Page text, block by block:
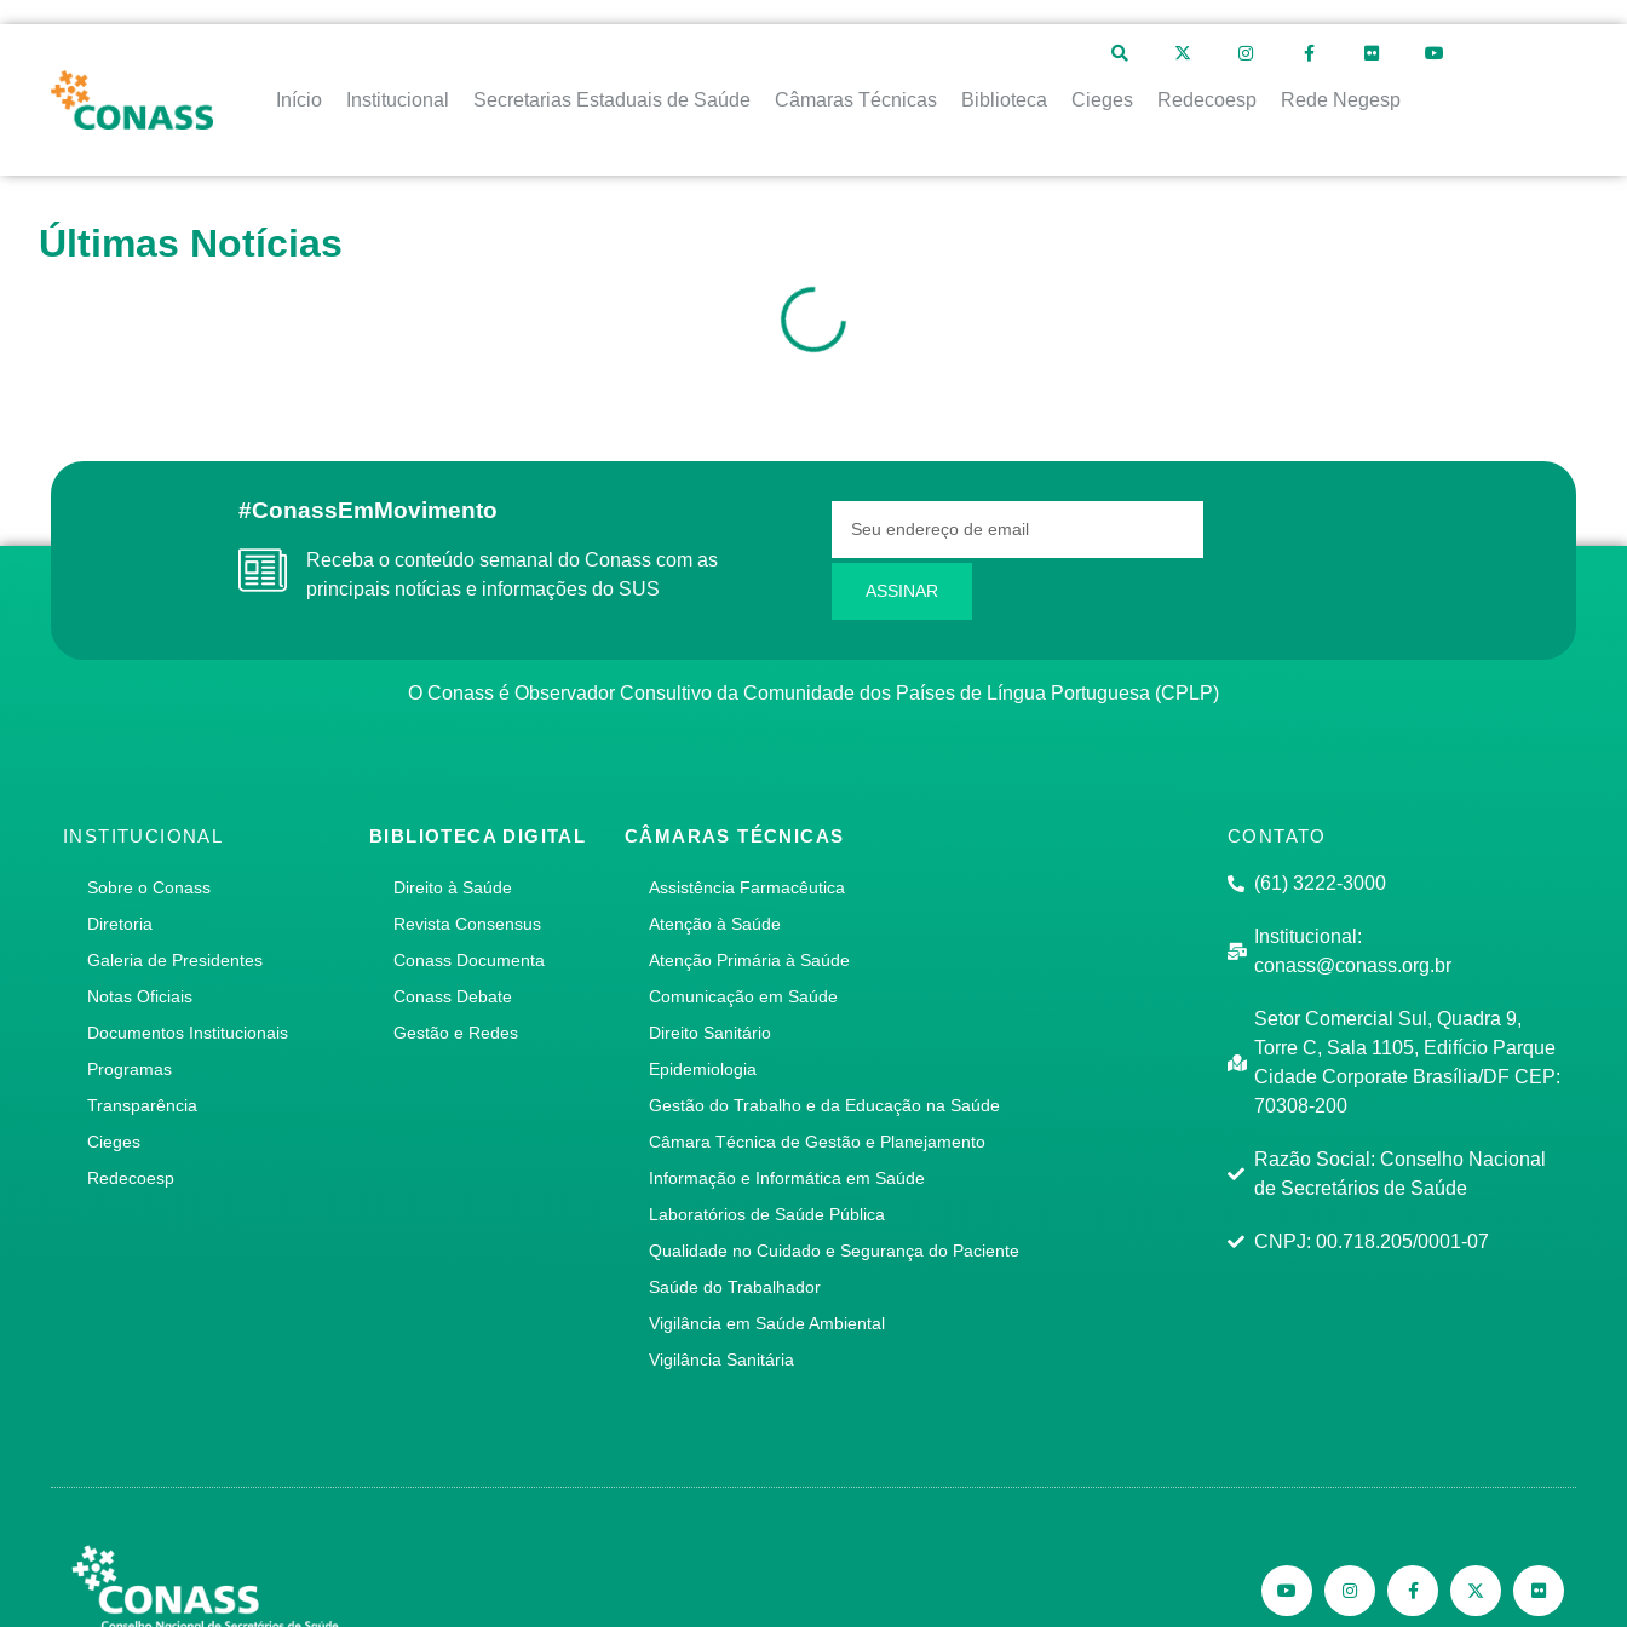
Início Institucional Secretarias Estaduais de Saúde Câmaras Técnicas Biblioteca Cieges Redecoesp Rede Negesp
Últimas Notícias
#ConassEmMovimento
Receba o conteúdo semanal do Conass com as
principais notícias e informações do SUS
ASSINAR
O Conass é Observador Consultivo da Comunidade dos Países de Língua Portuguesa (CPLP)
INSTITUCIONAL
Sobre o Conass
Diretoria
Galeria de Presidentes
Notas Oficiais
Documentos Institucionais
Programas
Transparência
Cieges
Redecoesp
BIBLIOTECA DIGITAL
Direito à Saúde
Revista Consensus
Conass Documenta
Conass Debate
Gestão e Redes
CÂMARAS TÉCNICAS
Assistência Farmacêutica
Atenção à Saúde
Atenção Primária à Saúde
Comunicação em Saúde
Direito Sanitário
Epidemiologia
Gestão do Trabalho e da Educação na Saúde
Câmara Técnica de Gestão e Planejamento
Informação e Informática em Saúde
Laboratórios de Saúde Pública
Qualidade no Cuidado e Segurança do Paciente
Saúde do Trabalhador
Vigilância em Saúde Ambiental
Vigilância Sanitária
CONTATO
(61) 3222-3000
Institucional:
conass@conass.org.br
Setor Comercial Sul, Quadra 9,
Torre C, Sala 1105, Edifício Parque
Cidade Corporate Brasília/DF CEP:
70308-200
Razão Social: Conselho Nacional
de Secretários de Saúde
CNPJ: 00.718.205/0001-07